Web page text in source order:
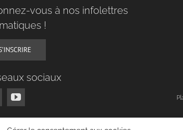
vous à nos infolettres
!
sociaux